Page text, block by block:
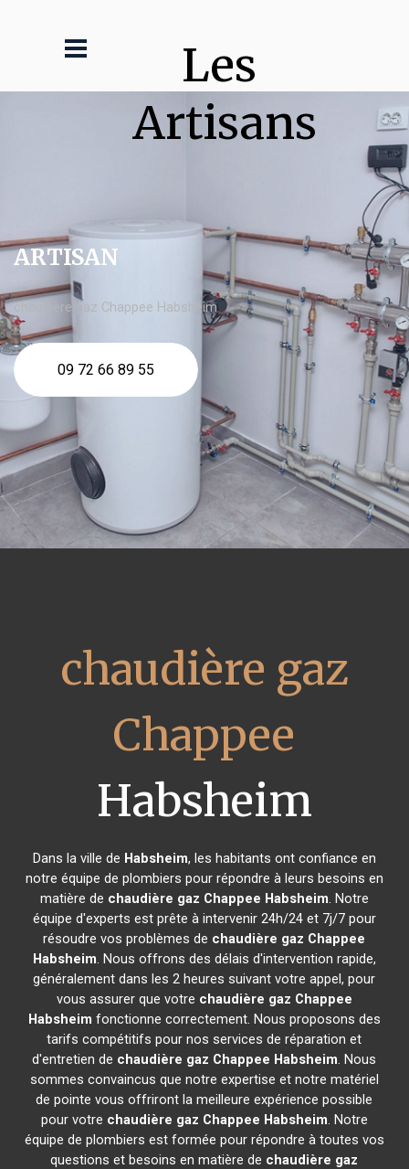
Les
Artisans
ARTISAN
chaudière gaz Chappee Habsheim
09 72 66 89 55
chaudière gaz
Chappee
Habsheim
Dans la ville de Habsheim, les habitants ont confiance en
notre équipe de plombiers pour répondre à leurs besoins en
matière de chaudière gaz Chappee Habsheim. Notre
équipe d'experts est prête à intervenir 24h/24 et 7j/7 pour
résoudre vos problèmes de chaudière gaz Chappee
Habsheim. Nous offrons des délais d'intervention rapide,
généralement dans les 2 heures suivant votre appel, pour
vous assurer que votre chaudière gaz Chappee
Habsheim fonctionne correctement. Nous proposons des
tarifs compétitifs pour nos services de réparation et
d'entretien de chaudière gaz Chappee Habsheim. Nous
sommes convaincus que notre expertise et notre matériel
de pointe vous offriront la meilleure expérience possible
pour votre chaudière gaz Chappee Habsheim. Notre
équipe de plombiers est formée pour répondre à toutes vos
questions et besoins en matière de chaudière gaz